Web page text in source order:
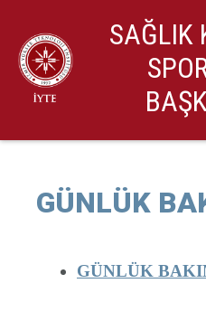
SAĞLIK
GÜNLÜK
GÜNLÜK